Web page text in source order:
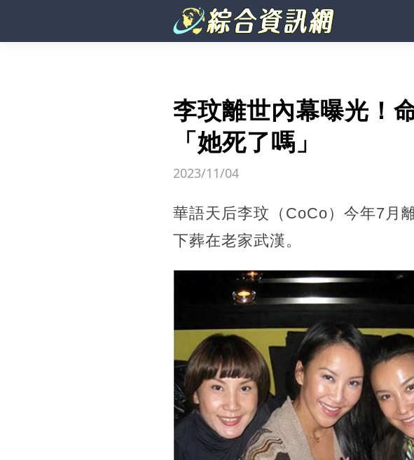
李玟離世內幕曝光！
「她死了嗎」
2023/11/04
華語天后李玟（CoCo）今年7月
下葬在老家武漢。